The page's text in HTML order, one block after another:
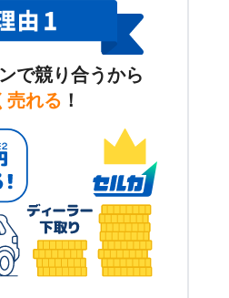
で競り合うから
売れる ！